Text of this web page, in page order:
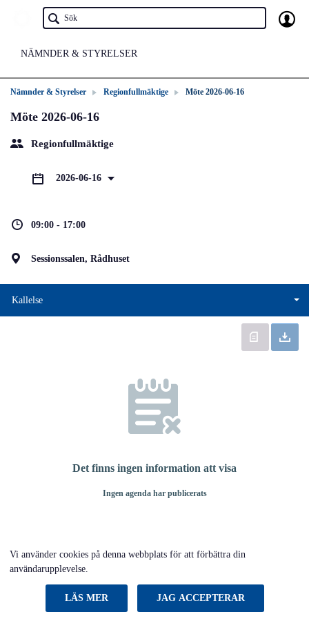
NÄMNDER & STYRELSER
Nämnder & Styrelser Regionfullmäktige Möte 2026-06-16
Möte 2026-06-16
Regionfullmäktige
2026-06-16
09:00 - 17:00
Sessionssalen, Rådhuset
Kallelse
Det finns ingen information att visa
Ingen agenda har publicerats
Vi använder cookies på denna webbplats för att förbättra din
användarupplevelse.